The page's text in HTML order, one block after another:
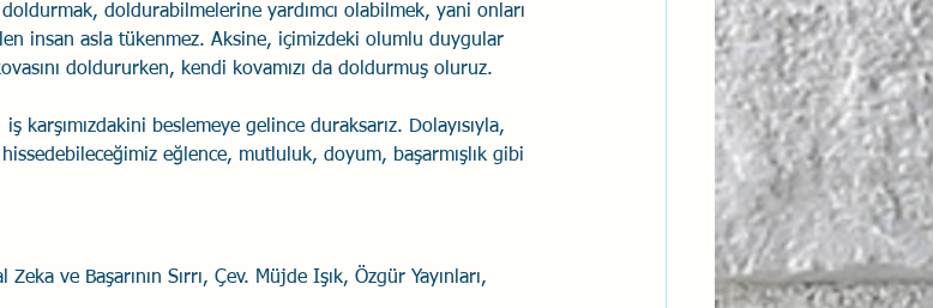
doldurmak, doldurabilmelerine yardımcı olabilmek, yani onları
insan asla tükenmez. Aksine, içimizdeki olumlu duygular
doldururken, kendi kovamızı da doldurmuş oluruz.
karşımızdakini beslemeye gelince duraksarız. Dolayısıyla,
eğlence, mutluluk, doyum, başarmışlık gibi
ve Başarının Sırrı, Çev. Müjde Işık, Özgür Yayınları,